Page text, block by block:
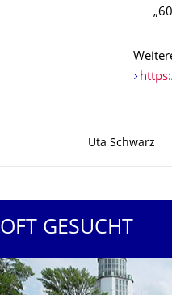
Uta Schwarz
OFT GESUCHT